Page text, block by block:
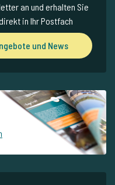
an und erhalten Sie
in Ihr Postfach
und News